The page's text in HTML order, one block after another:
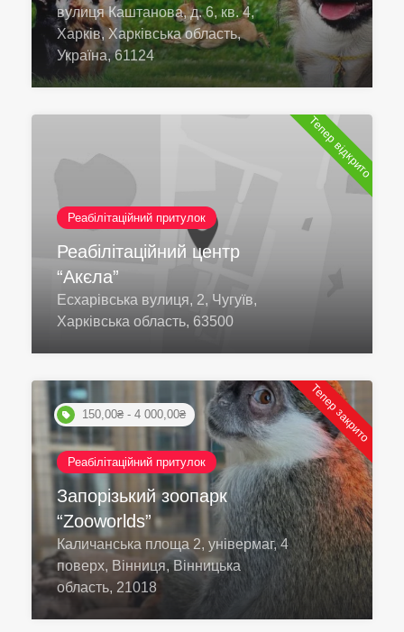
вулиця Каштанова, д. 6, кв. 4,
Харків, Харківська область,
Україна, 61124
Тепер відкрито
Реабілітаційний притулок
Реабілітаційний центр
“Акєла”
Есхарівська вулиця, 2, Чугуїв,
Харківська область, 63500
150,00₴ - 4 000,00₴ Тепер закрито
Реабілітаційний притулок
Запорізький зоопарк
“Zooworlds”
Каличанська площа 2, універмаг, 4
поверх, Вінниця, Вінницька
область, 21018